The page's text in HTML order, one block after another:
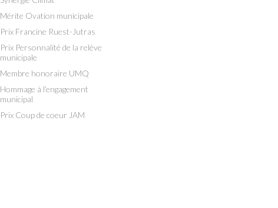
Mérite Ovation municipale
Prix Francine Ruest-Jutras
Prix Personnalité de la relève
municipale
Membre honoraire UMQ
Hommage à l’engagement
municipal
Prix Coup de coeur JAM